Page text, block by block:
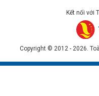
Kết nối với
Copyright © 2012 - 2026.